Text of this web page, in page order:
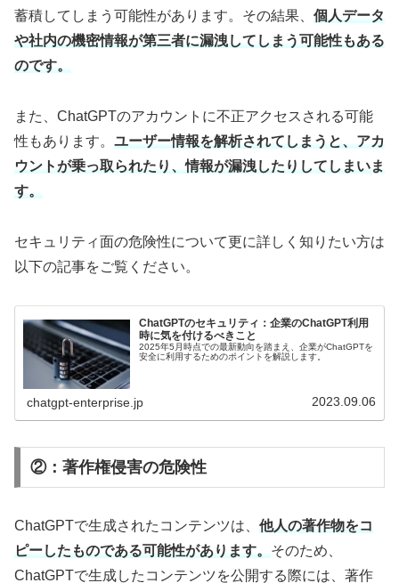
蓄積してしまう可能性があります。その結果、 個人データ
や社内の機密情報が第三者に漏洩してしまう可能性もある
のです。
また、ChatGPTのアカウントに不正アクセスされる可能
性もあります。 ユーザー情報を解析されてしまうと、アカ
ウントが乗っ取られたり、情報が漏洩したりしてしまいま
す。
セキュリティ面の危険性について更に詳しく知りたい方は
以下の記事をご覧ください。
ChatGPTのセキュリティ：企業のChatGPT利用
時に気を付けるべきこと
2025年5月時点での最新動向を踏まえ、企業がChatGPTを
安全に利用するためのポイントを解説します。
chatgpt-enterprise.jp 2023.09.06
②：著作権侵害の危険性
ChatGPTで生成されたコンテンツは、 他人の著作物をコ
ピーしたものである可能性があります。 そのため、
ChatGPTで生成したコンテンツを公開する際には、著作